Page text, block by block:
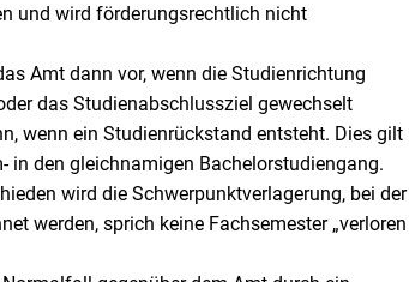
und wird förderungsrechtlich nicht
Amt dann vor, wenn die Studienrichtung
das Studienabschlussziel gewechselt
wenn ein Studienrückstand entsteht. Dies gilt
in den gleichnamigen Bachelorstudiengang.
wird die Schwerpunktverlagerung, bei der
werden, sprich keine Fachsemester „verloren